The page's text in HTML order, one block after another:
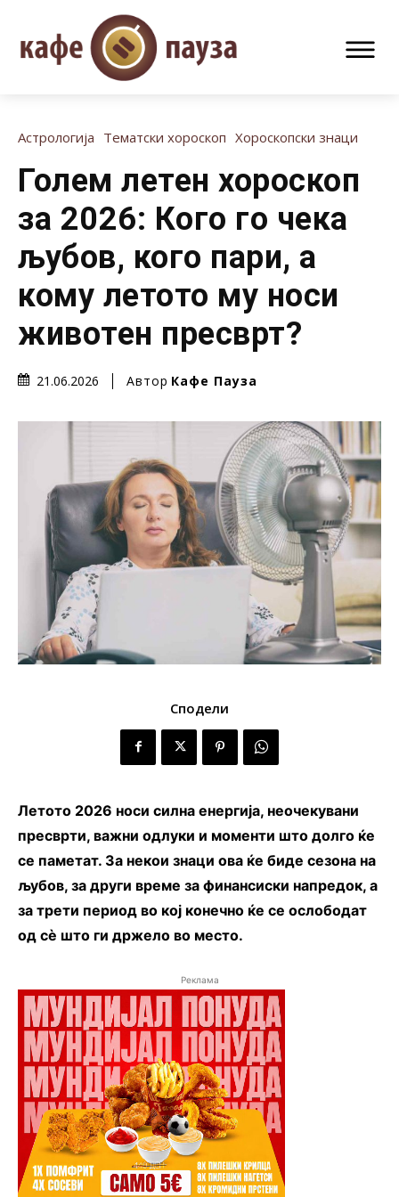
Астрологија Тематски хороскоп Хороскопски знаци
Голем летен хороскоп
за 2026: Кого го чека
љубов, кого пари, а
кому летото му носи
животен пресврт?
21.06.2026 Автор Кафе Пауза
Сподели
Летото 2026 носи силна енергија, неочекувани
пресврти, важни одлуки и моменти што долго ќе
се паметат. За некои знаци ова ќе биде сезона на
љубов, за други време за финансиски напредок, а
за трети период во кој конечно ќе се ослободат
од сè што ги држело во место.
Реклама